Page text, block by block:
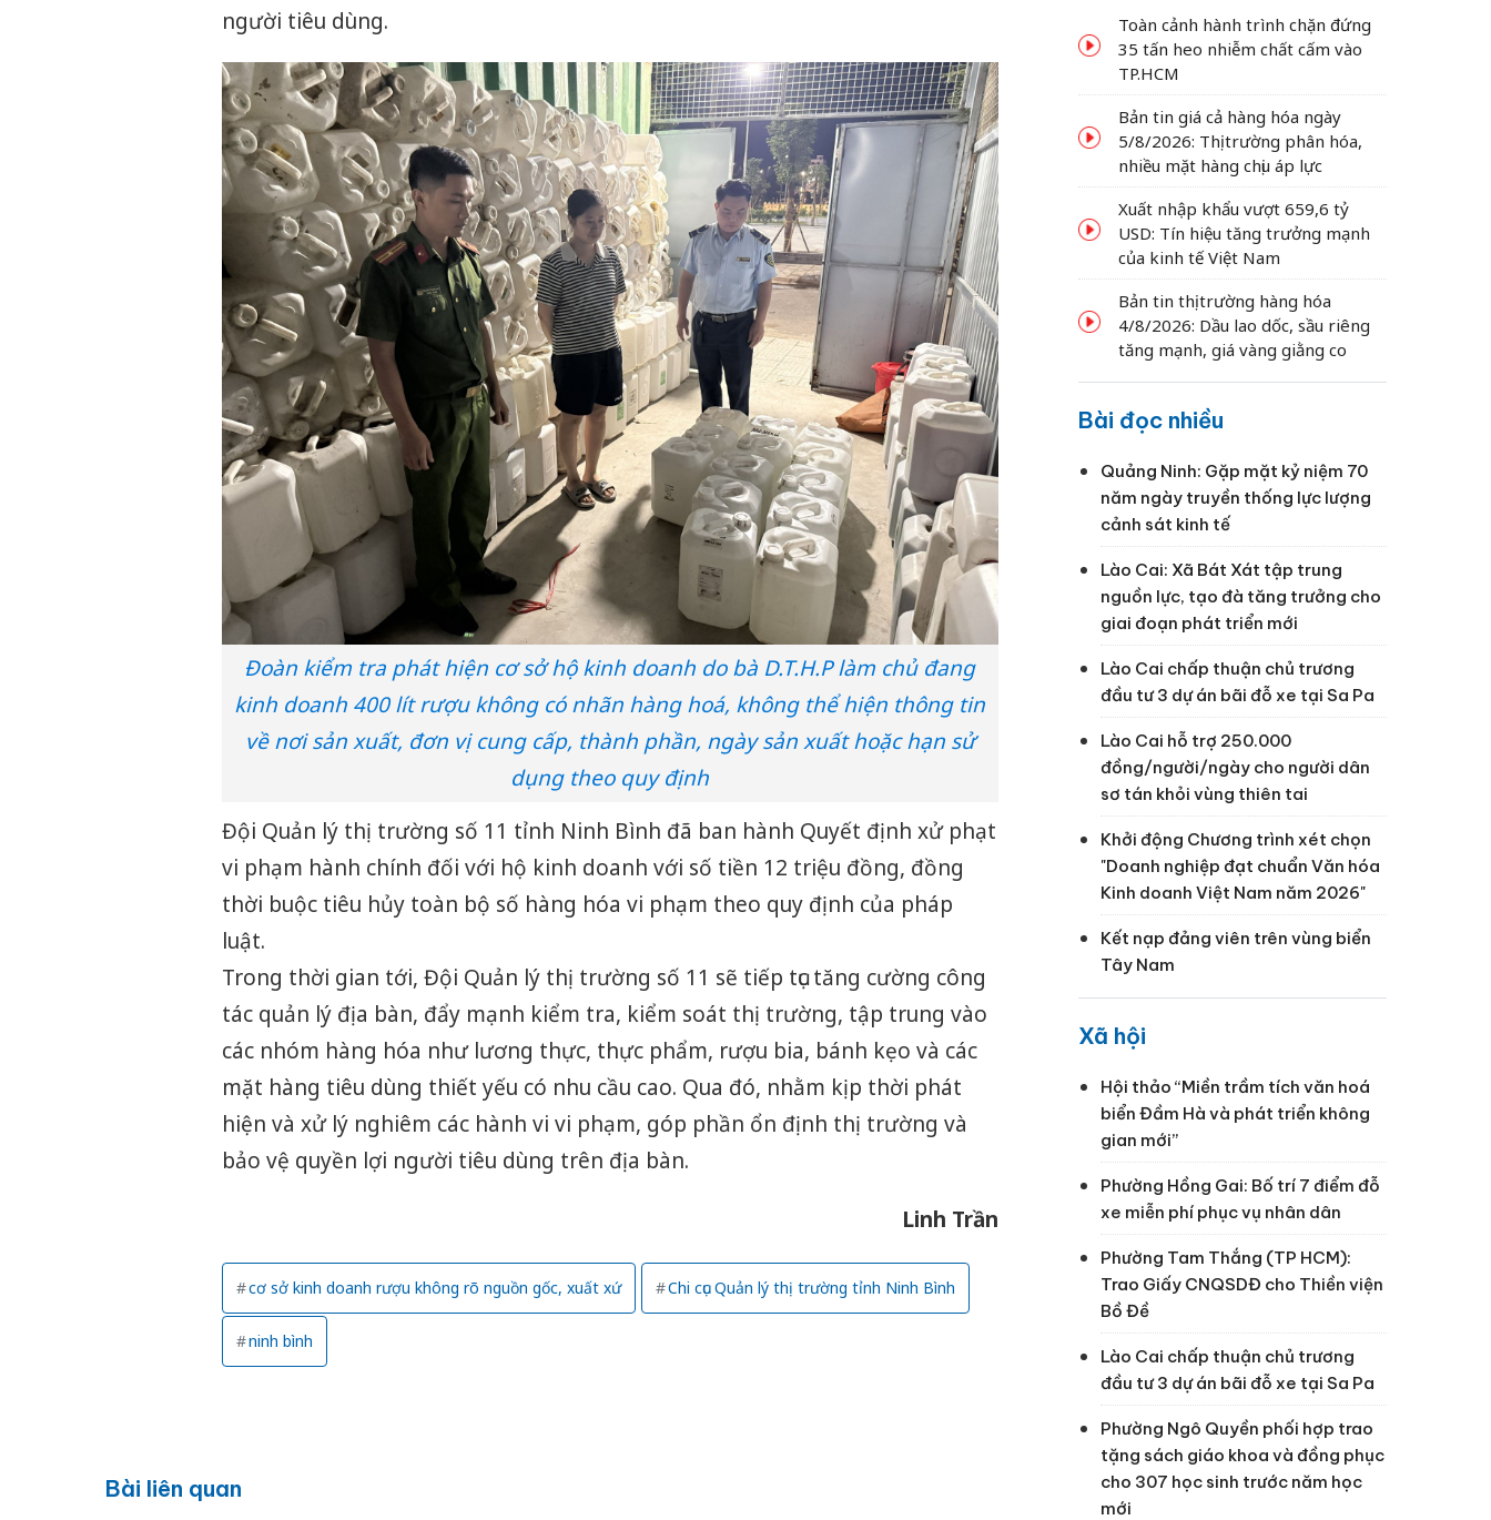
người tiêu dùng.
Đoàn kiểm tra phát hiện cơ sở hộ kinh doanh do bà D.T.H.P làm chủ đang
kinh doanh 400 lít rượu không có nhãn hàng hoá, không thể hiện thông tin
về nơi sản xuất, đơn vị cung cấp, thành phần, ngày sản xuất hoặc hạn sử
dụng theo quy định
Đội Quản lý thị trường số 11 tỉnh Ninh Bình đã ban hành Quyết định xử phạt
vi phạm hành chính đối với hộ kinh doanh với số tiền 12 triệu đồng, đồng
thời buộc tiêu hủy toàn bộ số hàng hóa vi phạm theo quy định của pháp
luật.
Trong thời gian tới, Đội Quản lý thị trường số 11 sẽ tiếp tục tăng cường công
tác quản lý địa bàn, đẩy mạnh kiểm tra, kiểm soát thị trường, tập trung vào
các nhóm hàng hóa như lương thực, thực phẩm, rượu bia, bánh kẹo và các
mặt hàng tiêu dùng thiết yếu có nhu cầu cao. Qua đó, nhằm kịp thời phát
hiện và xử lý nghiêm các hành vi vi phạm, góp phần ổn định thị trường và
bảo vệ quyền lợi người tiêu dùng trên địa bàn.
Linh Trần
cơ sở kinh doanh rượu không rõ nguồn gốc, xuất xứ Chi cục Quản lý thị trường tỉnh Ninh Bình
ninh bình
Bài liên quan
Toàn cảnh hành trình chặn đứng
35 tấn heo nhiễm chất cấm vào
TP.HCM
Bản tin giá cả hàng hóa ngày
5/8/2026: Thị trường phân hóa,
nhiều mặt hàng chịu áp lực
Xuất nhập khẩu vượt 659,6 tỷ
USD: Tín hiệu tăng trưởng mạnh
của kinh tế Việt Nam
Bản tin thị trường hàng hóa
4/8/2026: Dầu lao dốc, sầu riêng
tăng mạnh, giá vàng giằng co
Bài đọc nhiều
Quảng Ninh: Gặp mặt kỷ niệm 70
năm ngày truyền thống lực lượng
cảnh sát kinh tế
Lào Cai: Xã Bát Xát tập trung
nguồn lực, tạo đà tăng trưởng cho
giai đoạn phát triển mới
Lào Cai chấp thuận chủ trương
đầu tư 3 dự án bãi đỗ xe tại Sa Pa
Lào Cai hỗ trợ 250.000
đồng/người/ngày cho người dân
sơ tán khỏi vùng thiên tai
Khởi động Chương trình xét chọn
"Doanh nghiệp đạt chuẩn Văn hóa
Kinh doanh Việt Nam năm 2026"
Kết nạp đảng viên trên vùng biển
Tây Nam
Xã hội
Hội thảo “Miền trầm tích văn hoá
biển Đầm Hà và phát triển không
gian mới”
Phường Hồng Gai: Bố trí 7 điểm đỗ
xe miễn phí phục vụ nhân dân
Phường Tam Thắng (TP HCM):
Trao Giấy CNQSDĐ cho Thiền viện
Bồ Đề
Lào Cai chấp thuận chủ trương
đầu tư 3 dự án bãi đỗ xe tại Sa Pa
Phường Ngô Quyền phối hợp trao
tặng sách giáo khoa và đồng phục
cho 307 học sinh trước năm học
mới